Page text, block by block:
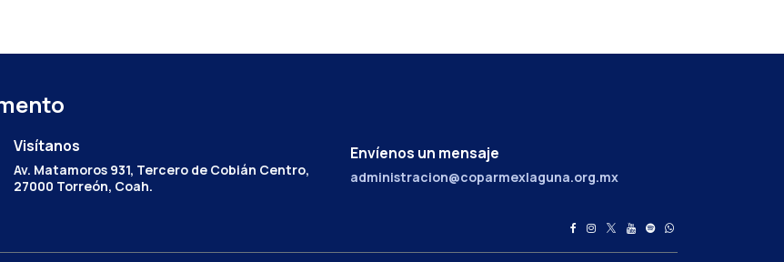
Envíenos un mensaje
administracion@coparmexlaguna.org.mx
Visítanos
Av. Matamoros 931, Tercero de Cobián Centro,
27000 Torreón, Coah.